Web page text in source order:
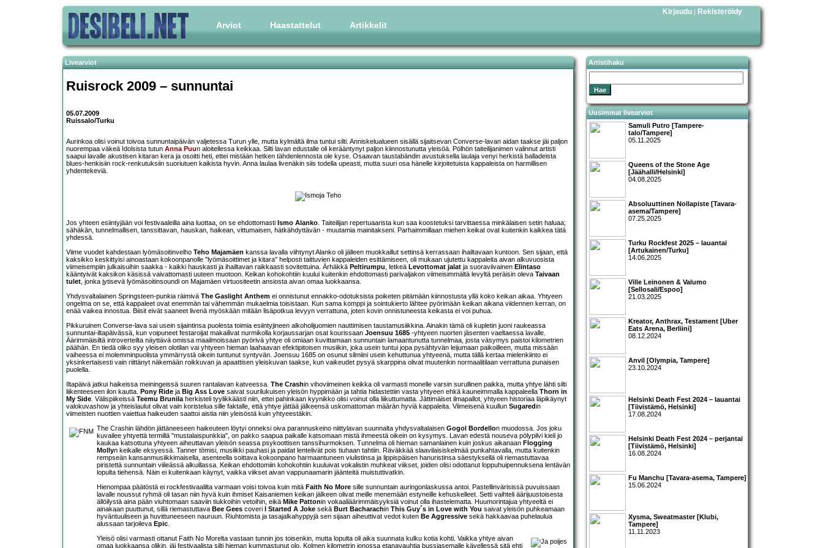
Arviot Haastattelut Artikkelit
Kirjaudu | Rekisteröidy
Livearviot
Ruisrock 2009 – sunnuntai
05.07.2009
Ruissalo/Turku
Aurinkoa olisi voinut toivoa sunnuntaipäivän valjetessa Turun ylle, mutta kylmältä ilma tuntui silti. Anniskelualueen sisällä sijaitsevan Converse-lavan aidan taakse jäi paljon
nuorempaa väkeä Idolsista tutun Anna Puun aloitellessa keikkaa. Silti lavan edustalle oli kerääntynyt paljon kiinnostunutta yleisöä. Pölhön taiteilijanimen valinnut artisti
saapui lavalle akustisen kitaran kera ja osoitti heti, ettei mistään hetken tähdenlennosta ole kyse. Osaavan taustabändin avustuksella laulaja venyi herkistä balladeista
blues-henkisiin rock-renkutuksiin suoriutuen kaikista hyvin. Anna laulaa livenäkin siis todella upeasti, mutta suuri osa hänelle kirjoitetuista kappaleista on harmillisen
yhdentekeviä.
Jos yhteen esiintyjään voi festivaaleilla aina luottaa, on se ehdottomasti Ismo Alanko. Taiteilijan repertuaarista kun saa koostetuksi tarvittaessa minkälaisen setin haluaa;
sähäkän, tunnelmallisen, tanssittavan, hauskan, haikean, vittumaisen, hätkähdyttävän - muutamia mainitakseni. Parhaimmillaan miehen keikat ovat kuitenkin kaikkea tätä
yhdessä.
Viime vuodet kahdestaan lyömäsoitinvelho Teho Majamäen kanssa lavalla viihtynyt Alanko oli jälleen muokkaillut settinsä kerrassaan ihailtavaan kuntoon. Sen sijaan, että
kaksikko keskittyisi ainoastaan kokoonpanolle "lyömäsoittimet ja kitara" helposti taittuvien kappaleiden esittämiseen, oli mukaan ujutettu kappaleita aivan alkuvuosista
viimeisempiin julkaisuihin saakka - kaikki hauskasti ja ihailtavan raikkaasti sovitettuina. Ärhäkkä Peltirumpu, letkeä Levottomat jalat ja suoraviivainen Elintaso
kääntyivät kaksikon käsissä vaivattomasti uuteen muotoon. Keikan kohokohtiin kuului kuitenkin ehdottomasti parivaljakon viimeisimmältä levyltä peräisin oleva Taivaan
tulet, jonka jytisevä lyömäsoitinsoundi on Majamäen virtuositeetin ansiosta aivan omaa luokkaansa.
Yhdysvaltalainen Springsteen-punkia räimivä The Gaslight Anthem ei onnistunut ennakko-odotuksista poiketen pitämään kiinnostusta yllä koko keikan aikaa. Yhtyeen
ongelma on se, että kappaleet ovat enemmän tai vähemmän mukaelmia toisistaan. Kun sama komppi ja sointukierto lähtee pyörimään keikan aikana viidennen kerran, on
enää vaikea innostua. Biisit eivät saaneet livenä myöskään mitään lisäpotkua levyyn verrattuna, joten kovin onnistuneesta keikasta ei voi puhua.
Pikkuruinen Converse-lava sai usein sijaintinsa puolesta toimia esiintyjineen alkoholijuomien nauttimisen taustamusiikkina. Ainakin tämä oli kupletin juoni raukeassa
sunnuntai-iltapäivässä, kun voipuneet festaroijat makailivat nurmikolla korjaussarjan osat kourissaan Joensuu 1685 -yhtyeen nuorten jäsenten vaeltaessa lavalle.
Äärimmäisiltä introverteilta näyttävä omissa maailmoissaan pyörivä yhtye oli omiaan kuvittamaan sunnuntain lamaantunutta tunnelmaa, josta väsymys paistoi kilometrien
päähän. En tiedä oliko syy yleisen olotilan vai yhtyeen hieman laahaavan efektipitoisen musiikin, joka usein tuntui jopa pysähtyvän leijumaan paikoilleen, mutta missään
vaiheessa ei molemminpuolista ymmärrystä oikein tuntunut syntyvän. Joensuu 1685 on osunut silmiini usein kehuttunua yhtyeenä, mutta tällä kertaa mielenkiinto ei
yksinkertaisesti vain riittänyt näkemään roikkuvan ja apaattisen yleiskuvan taakse, kun vaikeudet pysyä skarppina olivat muutenkin normaalitilaan verrattuna punaisen
puolella.
Iltapäivä jatkui haikeissa meiningeissä suuren rantalavan katveessa. The Crashin vihoviimeinen keikka oli varmasti monelle varsin surullinen paikka, mutta yhtye lähti silti
liikenteeseen ilon kautta. Pony Ride ja Big Ass Love saivat suurilukuisen yleisön hyppimään ja tahtia hidastettiin vasta yhtyeen ehkä kauneimmalla kappaleella Thorn in
My Side. Välispiikeissä Teemu Brunilaherkisteli tyylikkäästi niin, ettei pahinkaan kyynikko olisi voinut olla liikuttumatta. Jättimäiset ilmapallot, yhtyeen historiaa läpikäynyt
valokuvashow ja yhteislaulut olivat vain koristelua sille faktalle, että yhtye jättää jälkeensä uskomattoman määrän hyviä kappaleita. Viimeisenä kuullun Sugaredin
viimeisten nuottien vaiettua haikeuden saattoi aistia niin yleisöstä kuin yhtyeestäkin.
The Crashin lähdön jättäneeseen haikeuteen löytyi onneksi oiva parannuskeino niittylavan suunnalta yhdysvaltalaisen Gogol Bordellon muodossa. Jos joku
kuvailee yhtyettä termillä "mustalaispunkkia", on pakko saapua paikalle katsomaan mistä ihmeestä oikein on kysymys. Lavan edestä nouseva pölypilvi kieli jo
kaukaa katsottuna yhtyeen aiheuttavan yleisön seassa psykoottisen tanssihurmoksen. Tunnelma oli hieman samanlainen kuin joskus aikanaan Flogging
Mollyn keikalle eksyessä. Tanner tömisi, musiikki pauhasi ja paidat lentelivät pois tiuhaan tahtiin. Räväkkää slaavilaisiskelmää punkahtavalla, mutta kuitenkin
rempseän kansanmusiikkimaisella, asenteella soittava kokoonpano harmaantuneen viulistinsa ja lippispäisen hanuristinsa säestyksellä oli riemastuttavaa
piristettä sunnuntain viileässä alkuillassa. Keikan ehdottomiin kohokohtiin kuuluivat vokalistin muhkeat viikset, joiden olisi odottanut loppuhuipennuksena lentävän
lopulta tiehensä. Näin ei kuitenkaan käynyt, vaikka viikset aivan vappunaamarin jäänteitä muistuttivatkin.
Hienompaa päätöstä ei rockfestivaalilta varmaan voisi toivoa kuin mitä Faith No More sille sunnuntain auringonlaskussa antoi. Pastellinvärisissä puvuissaan
lavalle noussut ryhmä oli tasan niin hyvä kuin ihmiset Kaisaniemen keikan jälkeen olivat meille menemään estyneille kehuskelleet. Setti vaihteli äärijuustoisesta
ällöilystä aina pään viuhtomaan saaviin tiukkoihin vetoihin, eikä Mike Pattonin vokaaliäärimmäisyyksiä voinut olla ihastelematta. Huumorintajua yhtyeeltä ei
ainakaan puuttunut, sillä riemastuttava Bee Gees coveri I Started A Joke sekä Burt Bacharachin This Guy´s in Love with You saivat yleisön puhkeamaan
hyväntuuliseen ja huvittuneeseen nauruun. Riuhtomista ja tasajalkahyppyjä sen sijaan aiheuttivat vedot kuten Be Aggressive sekä hakkaavaa puhelaulua
alussaan tarjoileva Epic.
Yleisö olisi varmasti ottanut Faith No Morelta vastaan tunnin jos toisenkin, mutta lopulta oli aika suunnata kulku kotia kohti. Vaikka yhtye aivan
omaa luokkaansa olikin, jäi festivaalista silti hieman kummastunut olo. Kolmen kilometrin jonossa etanavauhtia bussiasemalle kävellessä sitä ehti
Artistihaku
Uusimmat livearviot
Samuli Putro [Tampere-
talo/Tampere]
05.11.2025
Queens of the Stone Age
[Jäähalli/Helsinki]
04.08.2025
Absoluuttinen Nollapiste [Tavara-
asema/Tampere]
07.25.2025
Turku Rockfest 2025 – lauantai
[Artukainen/Turku]
14.06.2025
Ville Leinonen & Valumo
[Sellosali/Espoo]
21.03.2025
Kreator, Anthrax, Testament [Uber
Eats Arena, Berliini]
08.12.2024
Anvil [Olympia, Tampere]
23.10.2024
Helsinki Death Fest 2024 – lauantai
[Tiivistämö, Helsinki]
17.08.2024
Helsinki Death Fest 2024 – perjantai
[Tiivistämö, Helsinki]
16.08.2024
Fu Manchu [Tavara-asema, Tampere]
15.06.2024
Xysma, Sweatmaster [Klubi,
Tampere]
11.11.2023